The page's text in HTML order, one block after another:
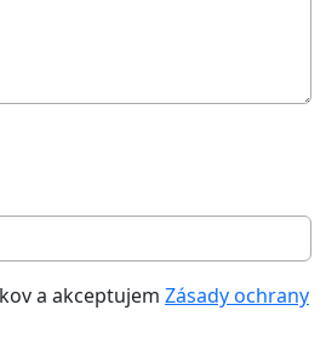
a akceptujem Zásady ochrany